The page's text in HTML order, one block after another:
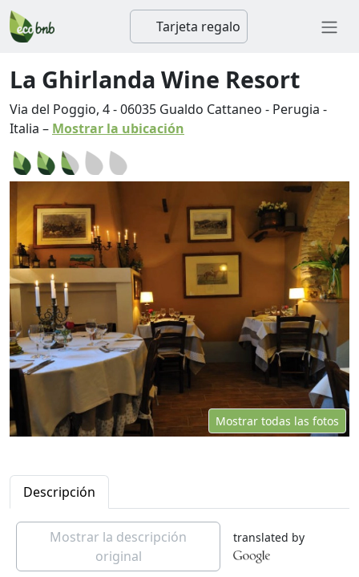
Tarjeta regalo
La Ghirlanda Wine Resort
Via del Poggio, 4-06035 Gualdo Cattaneo - Perugia -
Italia – Mostrar la ubicación
Mostrar todas las fotos
Descripción
Mostrar la descripción
original
translated by